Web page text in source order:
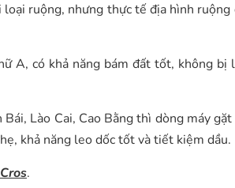
ruộng, nhưng thực tế địa hình
A, có khả năng bám đất tốt, không bị
Lào Cai, Cao Bằng thì dòng máy
khả năng leo dốc tốt và tiết kiệm dầu.
.